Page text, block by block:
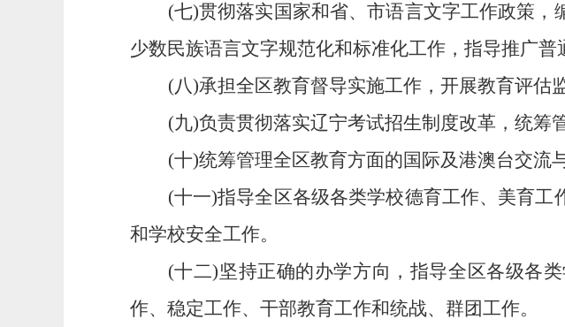
(七)贯彻落实国家和省、市语言文字工作政策
少数民族语言文字规范化和标准化工作，指导推广普
(八)承担全区教育督导实施工作，开展教育评估
(九)负责贯彻落实辽宁考试招生制度改革，统筹
(十)统筹管理全区教育方面的国际及港澳台交流
(十一)指导全区各级各类学校德育工作、美育
和学校安全工作。
(十二)坚持正确的办学方向，指导全区各级各
作、稳定工作、干部教育工作和统战、群团工作。